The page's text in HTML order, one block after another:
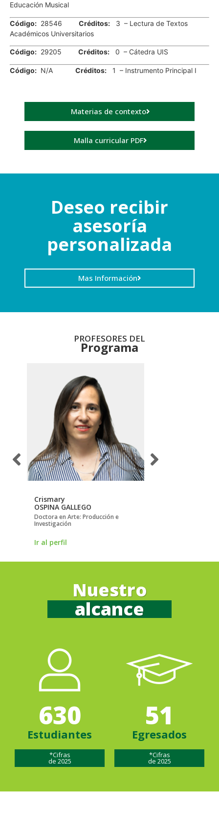
Educación Musical
Código: 28546 Créditos: 3 – Lectura de Textos
Académicos Universitarios
Código: 29205 Créditos: 0 – Cátedra UIS
Código: N/A Créditos: 1 – Instrumento Principal I
Materias de contexto
Malla curricular PDF
Deseo recibir
asesoría
personalizada
Mas Información
PROFESORES DEL
Programa
Crismary
OSPINA GALLEGO
Doctora en Arte: Producción e
Investigación
Ir al perfil
Nuestro
alcance
630
Estudiantes
*Cifras
de 2025
51
Egresados
*Cifras
de 2025